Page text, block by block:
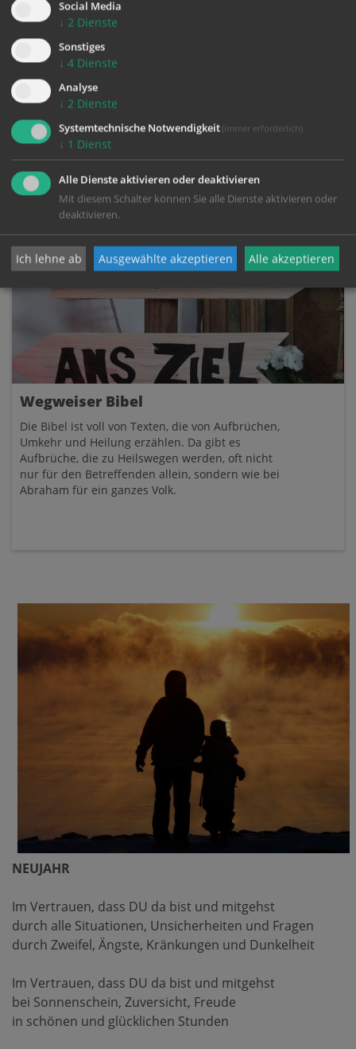
Pilgern mit der Cursillobewegung
Pilgern - beten mit den Füßen
Pilgern - in Bewegung kommen, sich bewegen
lassen und das Leben bewegt sich/mich
Wegweiser Bibel
Die Bibel ist voll von Texten, die von Aufbrüchen,
Umkehr und Heilung erzählen. Da gibt es
Aufbrüche, die zu Heilswegen werden, oft nicht
nur für den Betreffenden allein, sondern wie bei
Abraham für ein ganzes Volk.
NEUJAHR
Im Vertrauen, dass DU da bist und mitgehst
durch alle Situationen, Unsicherheiten und Fragen
durch Zweifel, Ängste, Kränkungen und Dunkelheit
Im Vertrauen, dass DU da bist und mitgehst
bei Sonnenschein, Zuversicht, Freude
in schönen und glücklichen Stunden
Social Media
↓ 2 Dienste
Sonstiges
↓ 4 Dienste
Analyse
↓ 2 Dienste
Systemtechnische Notwendigkeit (immer erforderlich)
↓ 1 Dienst
Alle Dienste aktivieren oder deaktivieren
Mit diesem Schalter können Sie alle Dienste aktivieren oder
deaktivieren.
Ich lehne ab Ausgewählte akzeptieren Alle akzeptieren